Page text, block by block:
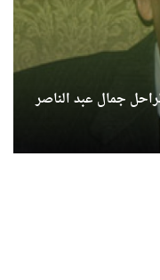
جمال عبد الناصر